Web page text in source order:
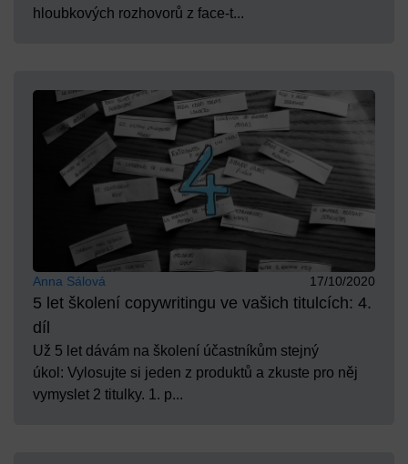
hloubkových rozhovorů z face-t...
Anna Sálová 17/10/2020
5 let školení copywritingu ve vašich titulcích: 4.
díl
Už 5 let dávám na školení účastníkům stejný
úkol: Vylosujte si jeden z produktů a zkuste pro něj
vymyslet 2 titulky. 1. p...